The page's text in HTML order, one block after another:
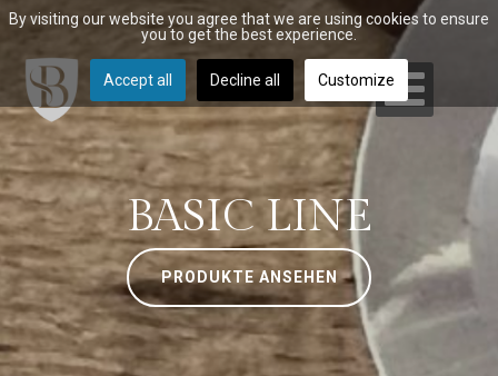
BASIC LINE
PRODUKTE ANSEHEN
By visiting our website you agree that we are using cookies to ensure
you to get the best experience.
Accept all Decline all Customize